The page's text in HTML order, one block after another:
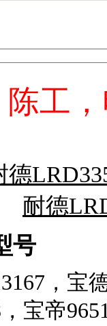
工，
德
耐德
号
，宝
宝帝